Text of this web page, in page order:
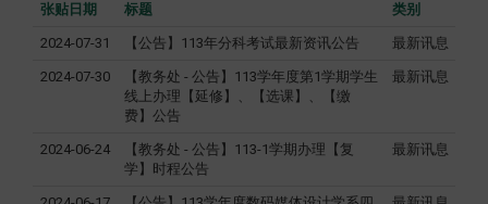
张贴日期 标题 类别
2024-07-31 【公告】113年分科考试最新资讯公告 最新讯息
2024-07-30
【教务处 - 公告】113学年度第1学期学生
线上办理【延修】、【选课】、【缴
费】公告
最新讯息
2024-06-24
【教务处 - 公告】113-1学期办理【复
学】时程公告
最新讯息